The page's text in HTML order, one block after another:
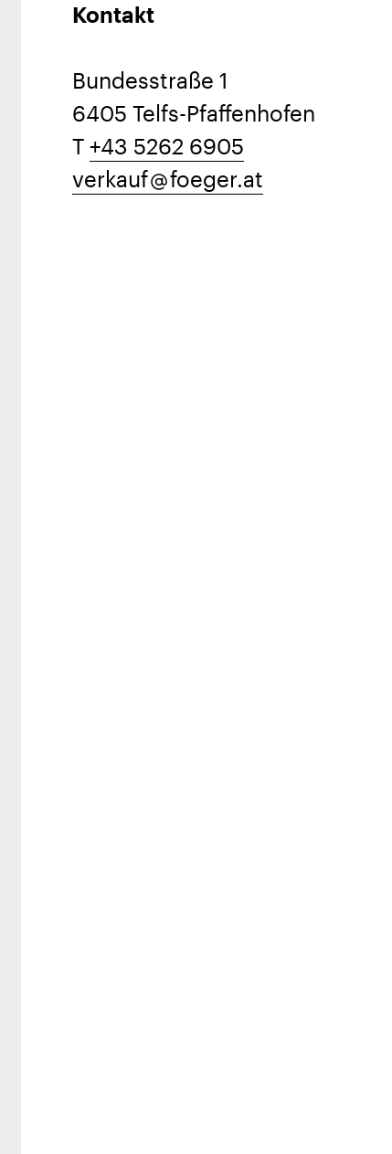
Kontakt
Bundesstraße 1
6405 Telfs-Pfaffenhofen
T +43 5262 6905
verkauf
foeger.at